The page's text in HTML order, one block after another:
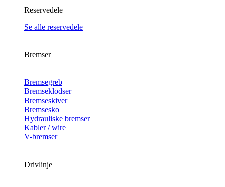
Reservedele
Se alle reservedele
Bremser
Bremsegreb
Bremseklodser
Bremseskiver
Bremsesko
Hydrauliske bremser
Kabler / wire
V-bremser
Drivlinje